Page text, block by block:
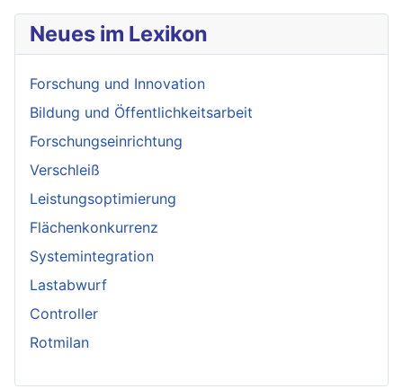
Neues im Lexikon
Forschung und Innovation
Bildung und Öffentlichkeitsarbeit
Forschungseinrichtung
Verschleiß
Leistungsoptimierung
Flächenkonkurrenz
Systemintegration
Lastabwurf
Controller
Rotmilan